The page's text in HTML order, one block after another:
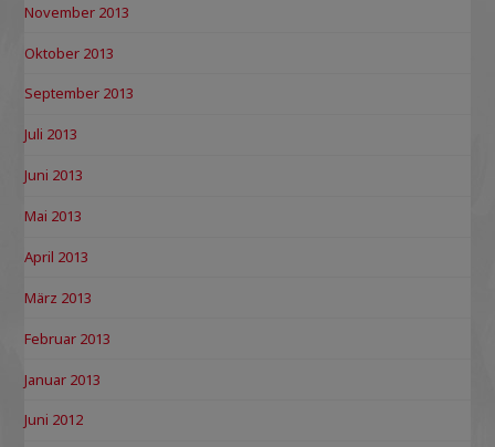
November 2013
Oktober 2013
September 2013
Juli 2013
Juni 2013
Mai 2013
April 2013
März 2013
Februar 2013
Januar 2013
Juni 2012